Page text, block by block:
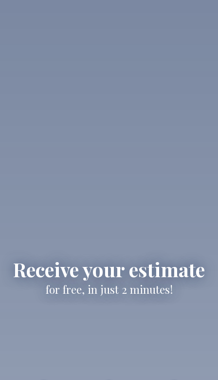
Receive your estimate
for free, in just 2 minutes!